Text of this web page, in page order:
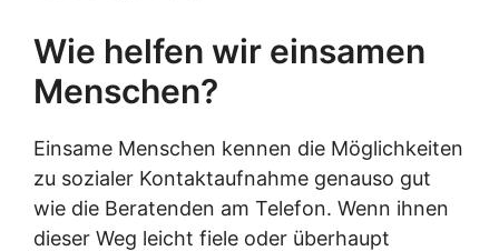
Wie helfen wir einsamen
Menschen?
Einsame Menschen kennen die Möglichkeiten
zu sozialer Kontaktaufnahme genauso gut
wie die Beratenden am Telefon. Wenn ihnen
dieser Weg leicht fiele oder überhaupt